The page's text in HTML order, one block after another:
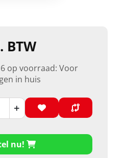
BTW
6 op voorraad: Voor
in huis
+
nu!